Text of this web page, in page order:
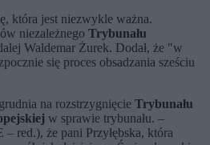
która jest niezwykle ważna.
niezależnego Trybunału
Waldemar Żurek. Dodał, że "w
się proces obsadzania sześciu
na rozstrzygnięcie Trybunału
w sprawie trybunału. –
red.), że pani Przyłębska, która